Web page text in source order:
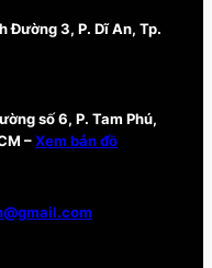
Đường 3, P. Dĩ An, Tp.
số 6, P. Tam Phú,
–Xem bản đồ